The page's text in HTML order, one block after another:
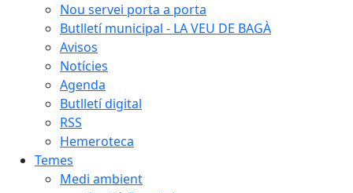
Nou servei porta a porta
Butlletí municipal - LA VEU DE BAGÀ
Avisos
Notícies
Agenda
Butlletí digital
RSS
Hemeroteca
Temes
Medi ambient